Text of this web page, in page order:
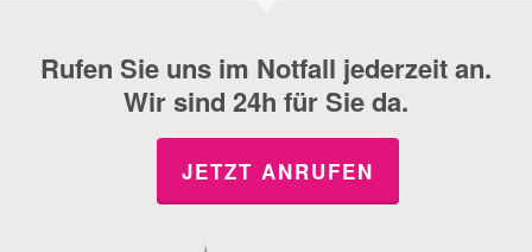
Rufen Sie uns im Notfall jederzeit an.
Wir sind 24h für Sie da.
JETZT ANRUFEN